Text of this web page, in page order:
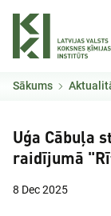
Sākums
Uģa Cābuļa
raidījumā
8 Dec 2025